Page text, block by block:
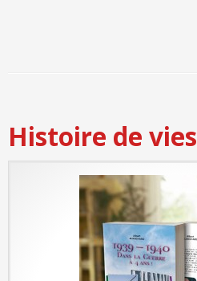
Histoire de vies